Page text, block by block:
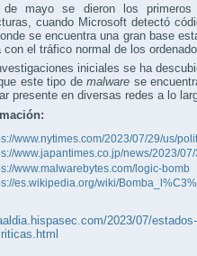
mayo se dieron los
cuando Microsoft detectó
se encuentra una gran base
el tráfico normal de los
iniciales se ha
este tipo de malware se
presente en diversas redes a lo
www.nytimes.com/2023/07/29/us/
www.japantimes.co.jp/news/2023/
www.malwarebytes.com/logic-bomb
es.wikipedia.org/wiki/
2023/07/